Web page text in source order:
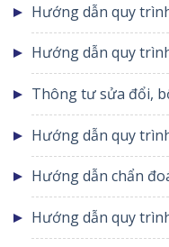
Hướng dẫn quy
tạo
Hướng dẫn quy
Tạo hình-thẩm mỹ
Thông tư sửa đổi,
liên quan đến
bệnh, chữa bệnh
Hướng dẫn quy
Hướng dẫn chẩn
phòng bệnh lao
Hướng dẫn quy